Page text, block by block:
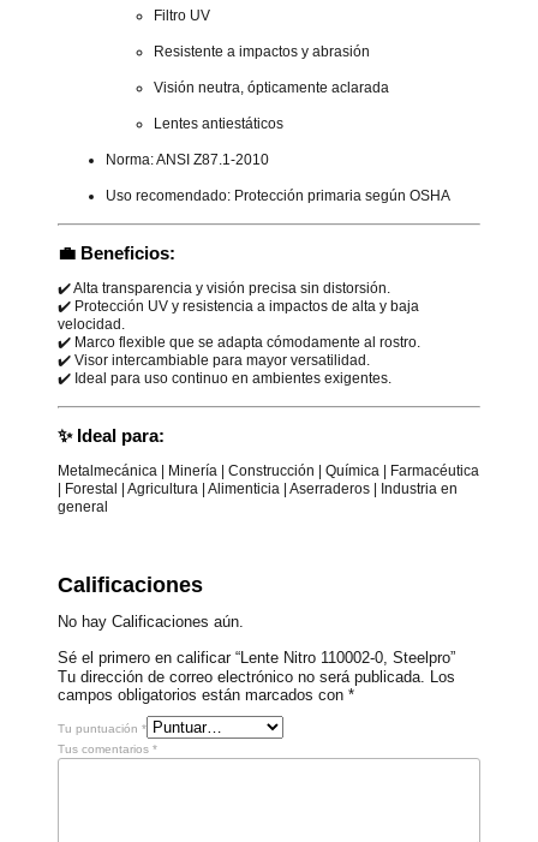
Filtro UV
Resistente a impactos y abrasión
Visión neutra, ópticamente aclarada
Lentes antiestáticos
Norma: ANSI Z87.1-2010
Uso recomendado: Protección primaria según OSHA
💼 Beneficios:
✔️ Alta transparencia y visión precisa sin distorsión.
✔️ Protección UV y resistencia a impactos de alta y baja
velocidad.
✔️ Marco flexible que se adapta cómodamente al rostro.
✔️ Visor intercambiable para mayor versatilidad.
✔️ Ideal para uso continuo en ambientes exigentes.
✨ Ideal para:
Metalmecánica | Minería | Construcción | Química | Farmacéutica
| Forestal | Agricultura | Alimenticia | Aserraderos | Industria en
general
Calificaciones
No hay Calificaciones aún.
Sé el primero en calificar “Lente Nitro 110002-0, Steelpro”
Tu dirección de correo electrónico no será publicada. Los
campos obligatorios están marcados con *
Tu puntuación *
Tus comentarios *